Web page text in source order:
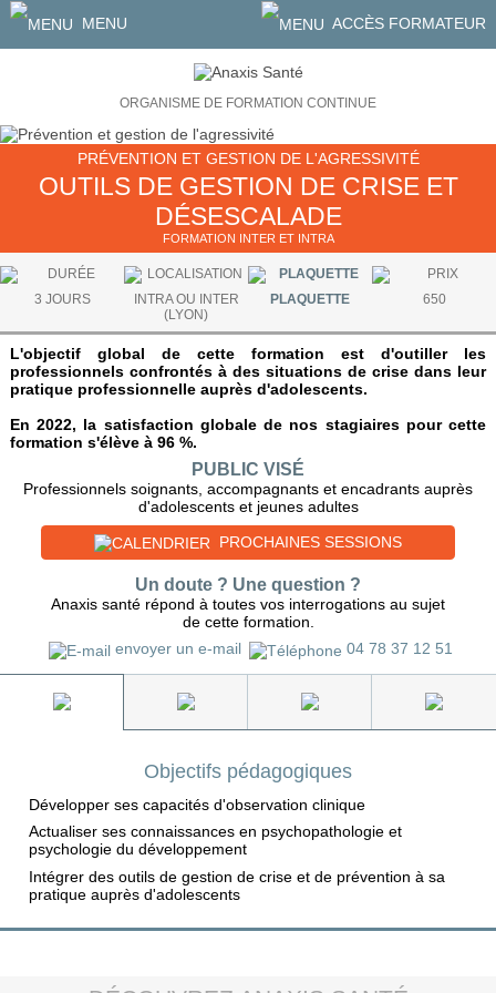
MENU ACCÈS FORMATEUR
ORGANISME DE FORMATION CONTINUE
PRÉVENTION ET GESTION DE L'AGRESSIVITÉ
OUTILS DE GESTION DE CRISE ET
DÉSESCALADE
FORMATION INTER ET INTRA
3 JOURS
INTRA OU INTER
(LYON)
PLAQUETTE 650
L'objectif global de cette formation est d'outiller les
professionnels confrontés à des situations de crise dans leur
pratique professionnelle auprès d'adolescents.
En 2022, la satisfaction globale de nos stagiaires pour cette
formation s'élève à 96 %.
PUBLIC VISÉ
Professionnels soignants, accompagnants et encadrants auprès
d'adolescents et jeunes adultes
PROCHAINES SESSIONS
Un doute ? Une question ?
Anaxis santé répond à toutes vos interrogations au sujet
de cette formation.
envoyer un e-mail
04 78 37 12 51
Objectifs pédagogiques
Développer ses capacités d'observation clinique
Actualiser ses connaissances en psychopathologie et
psychologie du développement
Intégrer des outils de gestion de crise et de prévention à sa
pratique auprès d'adolescents